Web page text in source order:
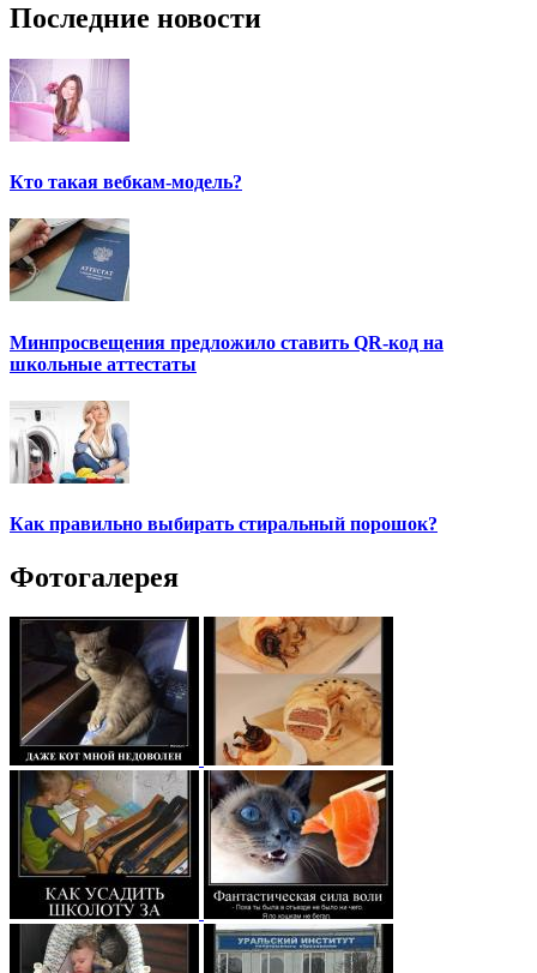
Последние новости
Кто такая вебкам-модель?
Минпросвещения предложило ставить QR-код на
школьные аттестаты
Как правильно выбирать стиральный порошок?
Фотогалерея